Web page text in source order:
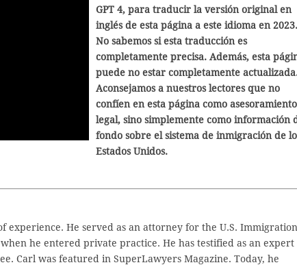
GPT 4, para traducir la versión original en
inglés de esta página a este idioma en 2023.
No sabemos si esta traducción es
completamente precisa. Además, esta
puede no estar completamente
Aconsejamos a nuestros lectores que no
confíen en esta página como asesoramiento
legal, sino simplemente como información
fondo sobre el sistema de inmigración de
Estados Unidos.
experience. He served as an attorney for the U.S. Immigration
he entered private practice. He has testified as an expert
Carl was featured in SuperLawyers Magazine. Today, he